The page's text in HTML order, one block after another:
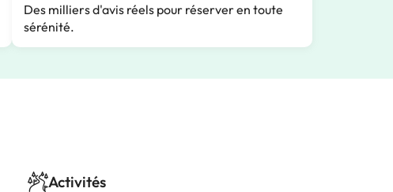
Des milliers d'avis réels pour réserver en toute
sérénité.
Activités